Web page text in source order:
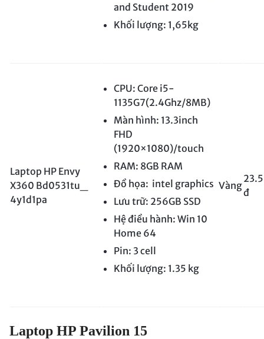
and Student 2019
Khối lượng: 1,65kg
Laptop HP Envy
X360 Bd0531tu_
4y1d1pa
CPU: Core i5-
1135G7(2.4Ghz/8MB)
Màn hình: 13.3inch
FHD
(1920×1080)/touch
RAM: 8GB RAM
Đồ họa: intel graphics
Lưu trữ: 256GB SSD
Hệ điều hành: Win 10
Home 64
Pin: 3 cell
Khối lượng: 1.35 kg
Vàng
đ
Laptop HP Pavilion 15